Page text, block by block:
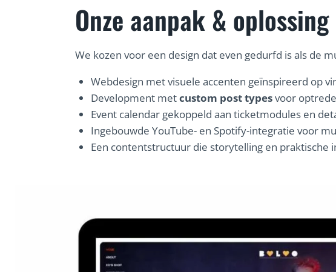
Onze aanpak & oplossing
We kozen voor een design dat even gedurfd is als de
Webdesign met visuele accenten geïnspireerd op
Development metcustom post typesvoor
Event calendar gekoppeld aan ticketmodules en
Ingebouwde YouTube- en Spotify-integratie voor
Een contentstructuur die storytelling en